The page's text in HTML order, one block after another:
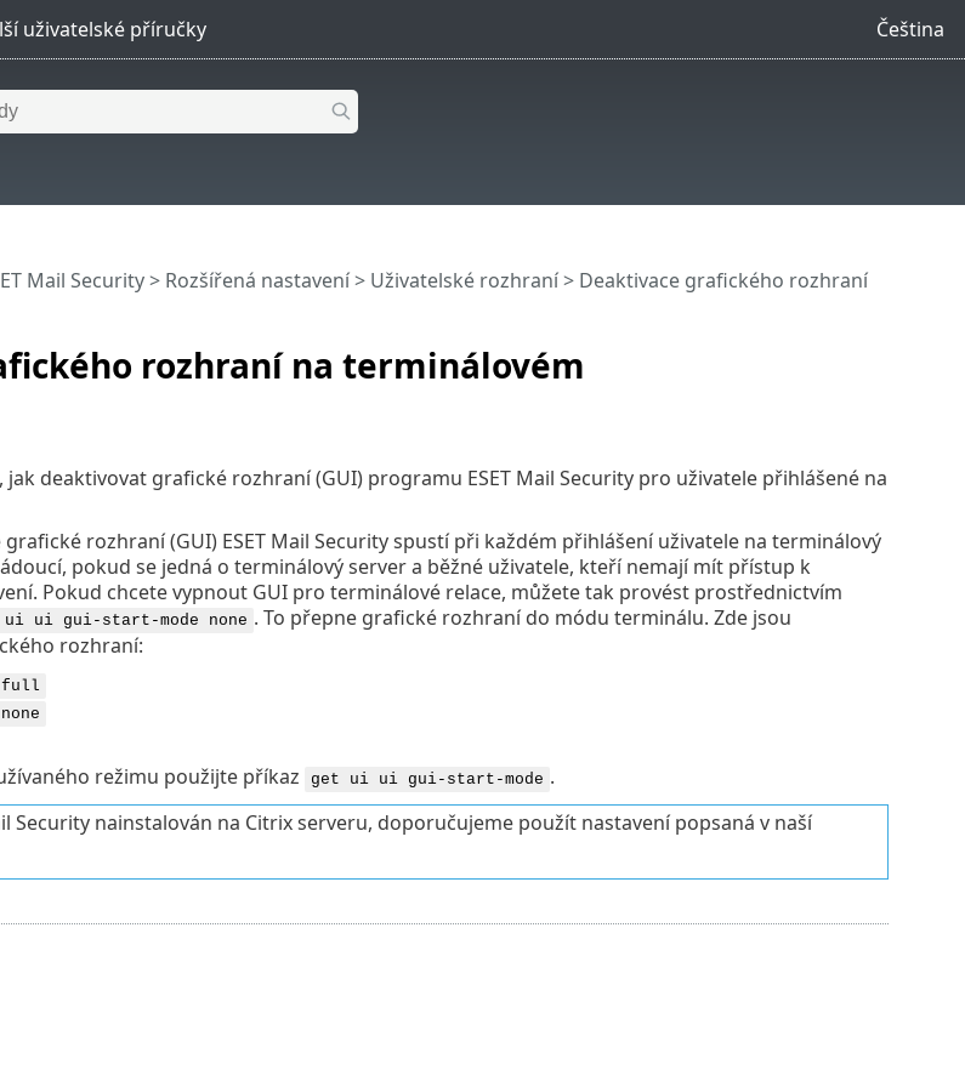
Čeština
rozhraní na terminálovém
Mail Security> Rozšířená nastavení> Uživatelské rozhraní> Deaktivace grafického rozhraní
deaktivovat grafické rozhraní (GUI) programu ESET Mail Security pro uživatele přihlášené na
rozhraní (GUI) ESET Mail Security spustí při každém přihlášení uživatele na terminálový
pokud se jedná o terminálový server a běžné uživatele, kteří nemají mít přístup k
Pokud chcete vypnout GUI pro terminálové relace, můžete tak provést prostřednictvím
ui gui-start-mode none . To přepne grafické rozhraní do módu terminálu. Zde jsou
rozhraní:
full
režimu použijte příkaz get ui ui gui-start-mode .
Security nainstalován na Citrix serveru, doporučujeme použít nastavení popsaná v naší